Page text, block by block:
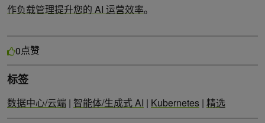
作负载管理提升您的 AI 运营效率。
0点赞
标签
数据中心/云端 | 智能体/生成式 AI | Kubernetes | 精选